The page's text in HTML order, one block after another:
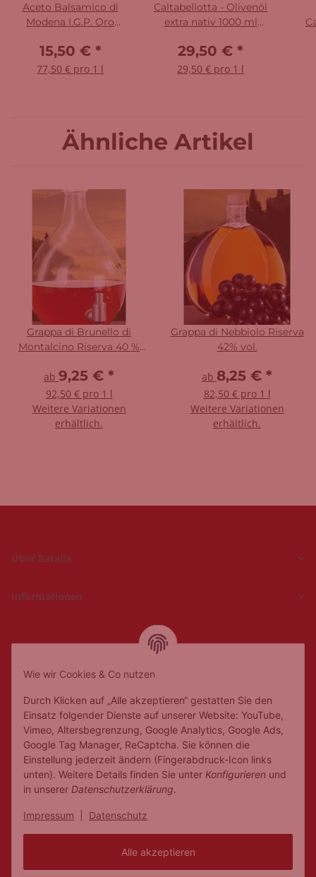
Alle akzeptieren
Wie wir Cookies & Co nutzen
Durch Klicken auf „Alle akzeptieren“ gestatten Sie den
Einsatz folgender Dienste auf unserer Website: YouTube,
Vimeo, Altersbegrenzung, Google Analytics, Google Ads,
Google Tag Manager, ReCaptcha. Sie können die
Einstellung jederzeit ändern (Fingerabdruck-Icon links
unten). Weitere Details finden Sie unter Konfigurieren und
in unserer Datenschutzerklärung.
Impressum Datenschutz
Aceto Balsamico di
Modena I.G.P. Oro
15,50 € *
77,50 € pro 1 l
Caltabellotta - Olivenöl
extra nativ 1000 ml
29,50 € *
29,50 € pro 1 l
Ähnliche Artikel
Grappa di Brunello di
Montalcino Riserva 40 %
ab 9,25 € *
92,50 € pro 1 l
Weitere Variationen
erhältlich.
Grappa di Nebbiolo Riserva
42% vol.
ab 8,25 € *
82,50 € pro 1 l
Weitere Variationen
erhältlich.
Über Batalia
Informationen
Hückelhoven und
Di. - Fr.
10:00 - 18:00
10:00 - 14:00